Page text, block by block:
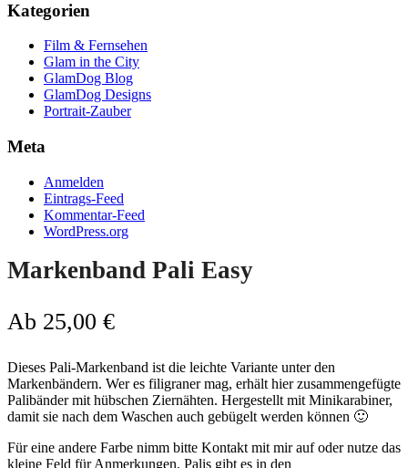
Kategorien
Film & Fernsehen
Glam in the City
GlamDog Blog
GlamDog Designs
Portrait-Zauber
Meta
Anmelden
Eintrags-Feed
Kommentar-Feed
WordPress.org
Markenband Pali Easy
Ab 25,00 €
Dieses Pali-Markenband ist die leichte Variante unter den
Markenbändern. Wer es filigraner mag, erhält hier zusammengefügte
Palibänder mit hübschen Ziernähten. Hergestellt mit Minikarabiner,
damit sie nach dem Waschen auch gebügelt werden können 🙂
Für eine andere Farbe nimm bitte Kontakt mit mir auf oder nutze das
kleine Feld für Anmerkungen. Palis gibt es in den